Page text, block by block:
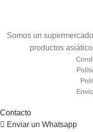
Somos un
productos
Contacto
Enviar un Whatsapp